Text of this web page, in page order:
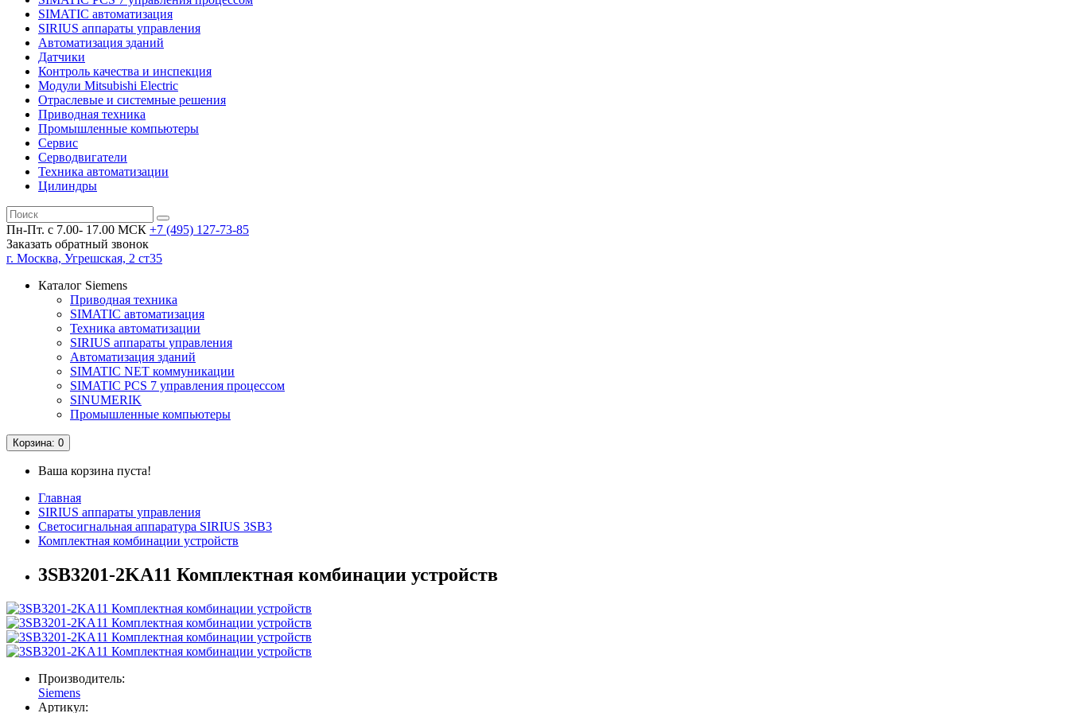
SIMATIC автоматизация
SIRIUS аппараты управления
Автоматизация зданий
Датчики
Контроль качества и инспекция
Модули Mitsubishi Electric
Отраслевые и системные решения
Приводная техника
Промышленные компьютеры
Сервис
Серводвигатели
Техника автоматизации
Цилиндры
Пн-Пт. с 7.00- 17.00 МСК +7 (495) 127-73-85
Заказать обратный звонок
г. Москва, Угрешская, 2 ст35
Каталог Siemens
Приводная техника
SIMATIC автоматизация
Техника автоматизации
SIRIUS аппараты управления
Автоматизация зданий
SIMATIC NET коммуникации
SIMATIC PCS 7 управления процессом
SINUMERIK
Промышленные компьютеры
Корзина: 0
Ваша корзина пуста!
Главная
SIRIUS аппараты управления
Светосигнальная аппаратура SIRIUS 3SB3
Комплектная комбинации устройств
3SB3201-2KA11 Комплектная комбинации устройств
Производитель:
Siemens
Артикул: